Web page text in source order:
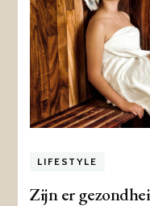
LIFESTYLE
Zijn er